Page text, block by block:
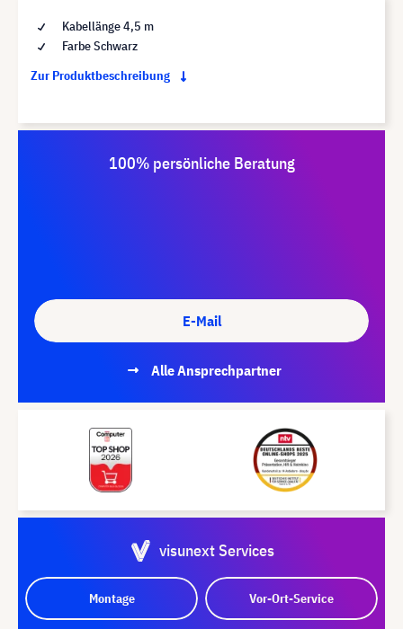
Kabellänge 4,5 m
Farbe Schwarz
Zur Produktbeschreibung
100% persönliche Beratung
E-Mail
Alle Ansprechpartner
visunext Services
Montage Vor-Ort-Service